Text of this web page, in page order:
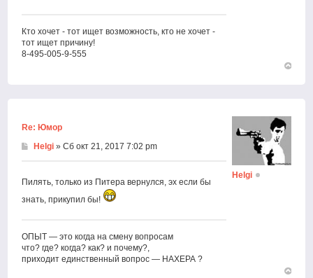
Кто хочет - тот ищет возможность, кто не хочет -
тот ищет причину!
8-495-005-9-555
Re: Юмор
Helgi » Сб окт 21, 2017 7:02 pm
Пилять, только из Питера вернулся, эх если бы
знать, прикупил бы!
ОПЫТ — это когда на смену вопросам
что? где? когда? как? и почему?,
приходит единственный вопрос — НАХЕРА ?
Helgi